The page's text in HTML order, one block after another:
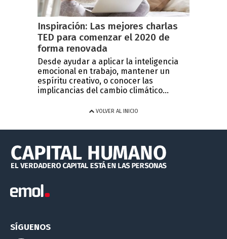
Inspiración: Las mejores charlas
TED para comenzar el 2020 de
forma renovada
Desde ayudar a aplicar la inteligencia
emocional en trabajo, mantener un
espíritu creativo, o conocer las
implicancias del cambio climático...
VOLVER AL INICIO
SÍGUENOS